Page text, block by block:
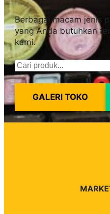
Berbagai macam jenis
yang Anda butuhkan
kami.
Pencarian
GALERI TOKO